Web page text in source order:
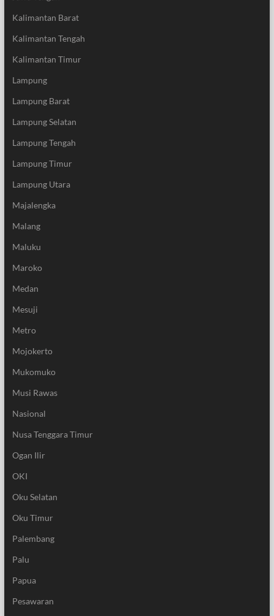
Kalimantan Barat
Kalimantan Tengah
Kalimantan Timur
Lampung
Lampung Barat
Lampung Selatan
Lampung Tengah
Lampung Timur
Lampung Utara
Majalengka
Malang
Maluku
Maroko
Medan
Mesuji
Metro
Mojokerto
Mukomuko
Musi Rawas
Nasional
Nusa Tenggara Timur
Ogan Ilir
OKI
Oku Selatan
Oku Timur
Palembang
Palu
Papua
Pesawaran